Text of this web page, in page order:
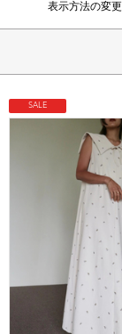
表示方法の変更
SALE